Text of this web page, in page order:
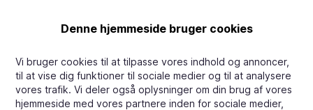
Grenaavej 641
DK-8541 Skoedstrup
Danmark
Denne hjemmeside bruger cookies
Vi bruger cookies til at tilpasse vores indhold og annoncer,
til at vise dig funktioner til sociale medier og til at analysere
vores trafik. Vi deler også oplysninger om din brug af vores
hjemmeside med vores partnere inden for sociale medier,